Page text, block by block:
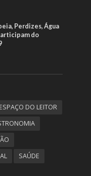
Perdizes, Água
do
ESPAÇO DO LEITOR
SAÚDE